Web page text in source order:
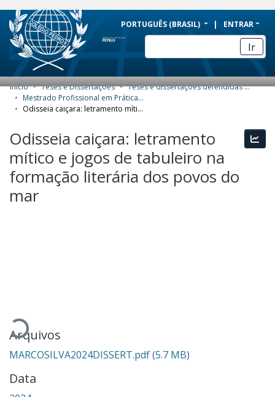
BRAZIL
Simplifique!
Comunica BR
Participe
Acesso à informação
Canais
PORTUGUÊS (BRASIL) ENTRAR
Ir
COMUNIDADES E COLEÇÕES
ESTATÍSTICAS
SOBRE
Início Teses e Dissertações
Teses e dissertações defendidas no CPII
Mestrado Profissional em Práticas de Educação Básica (MPPEB) - Dissertações
Odisseia caiçara: letramento mítico e jogos de tabuleiro na formação literária dos povos do mar
Odisseia caiçara: letramento
mítico e jogos de tabuleiro na
formação literária dos povos do
mar
Carregando...
Arquivos
MARCOSILVA2024DISSERT.pdf(5.7 MB)
Data